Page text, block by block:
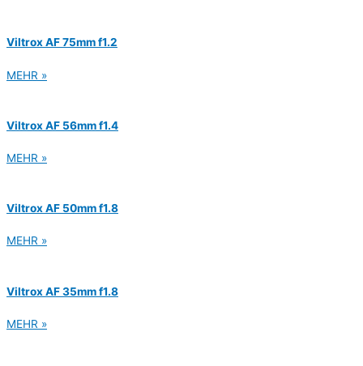
Viltrox AF 75mm f1.2
MEHR »
Viltrox AF 56mm f1.4
MEHR »
Viltrox AF 50mm f1.8
MEHR »
Viltrox AF 35mm f1.8
MEHR »